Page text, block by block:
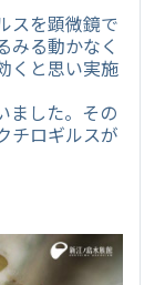
スを顕微鏡で
みる動かなく
くと思い実施
ました。その
チロギルスが